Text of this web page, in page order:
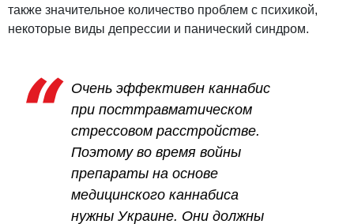
также значительное количество проблем с психикой,
некоторые виды депрессии и панический синдром.
Очень эффективен каннабис
при посттравматическом
стрессовом расстройстве.
Поэтому во время войны
препараты на основе
медицинского каннабиса
нужны Украине. Они должны